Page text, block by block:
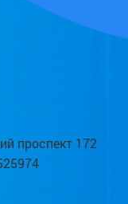
проспект 172